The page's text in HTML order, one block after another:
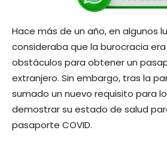
Hace más de un año, en algunos
consideraba que la burocracia
obstáculos para obtener un
extranjero. Sin embargo, tras la
sumado un nuevo requisito para
demostrar su estado de salud
pasaporte COVID.